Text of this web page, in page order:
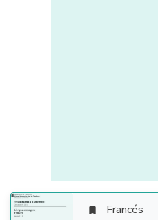
 Francés